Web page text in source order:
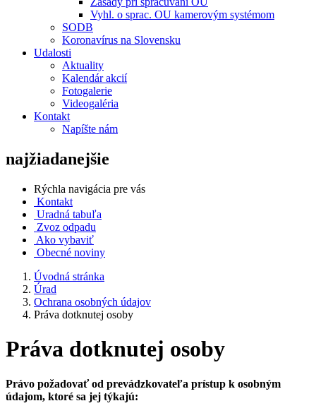
Vyhl. o sprac. OU kamerovým systémom
SODB
Koronavírus na Slovensku
Udalosti
Aktuality
Kalendár akcií
Fotogalerie
Videogaléria
Kontakt
Napíšte nám
najžiadanejšie
Rýchla navigácia pre vás
Kontakt
Uradná tabuľa
Zvoz odpadu
Ako vybaviť
Obecné noviny
Úvodná stránka
Úrad
Ochrana osobných údajov
Práva dotknutej osoby
Práva dotknutej osoby
Právo požadovať od prevádzkovateľa prístup k osobným
údajom, ktoré sa jej týkajú: